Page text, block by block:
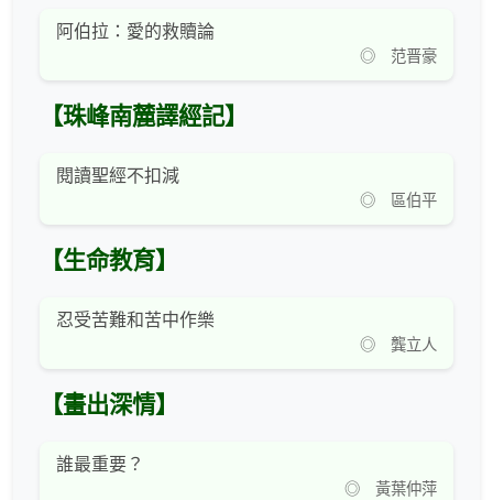
阿伯拉：愛的救贖論
◎ 范晋豪
【珠峰南麓譯經記】
閱讀聖經不扣減
◎ 區伯平
【生命教育】
忍受苦難和苦中作樂
◎ 龔立人
【畫出深情】
誰最重要？
◎ 黃葉仲萍